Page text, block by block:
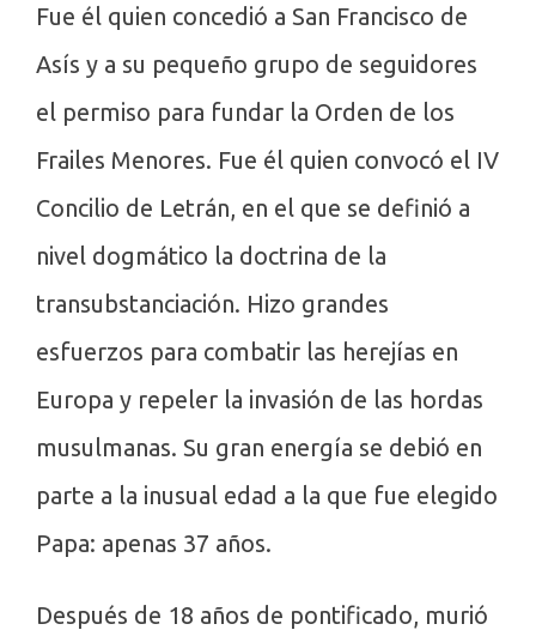
Fue él quien concedió a San Francisco de
Asís y a su pequeño grupo de seguidores
el permiso para fundar la Orden de los
Frailes Menores. Fue él quien convocó el IV
Concilio de Letrán, en el que se definió a
nivel dogmático la doctrina de la
transubstanciación. Hizo grandes
esfuerzos para combatir las herejías en
Europa y repeler la invasión de las hordas
musulmanas. Su gran energía se debió en
parte a la inusual edad a la que fue elegido
Papa: apenas 37 años.
Después de 18 años de pontificado, murió